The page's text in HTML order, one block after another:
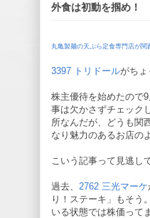
外食は初動を掴め！
丸亀製麺の天ぷら定食専門店が関
3397 トリドールがちょ
株主優待を始めたので
事は欠かさずチェック
所なんだが、どうも関
なり魅力のあるお店の
こいう記事って見逃し
過去、 2762 三光マーケ
り！ステーキ」もそう
いる状態では株価って